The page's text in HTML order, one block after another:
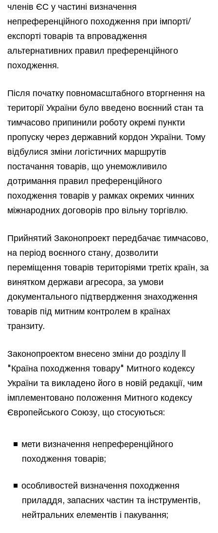
членів ЄС у частині визначення
непреференційного походження при імпорті/
експорті товарів та впровадження
альтернативних правил преференційного
походження.
Після початку повномасштабного вторгнення на
території України було введено воєнний стан та
тимчасово припинили роботу окремі пункти
пропуску через державний кордон України. Тому
відбулися зміни логістичних маршрутів
постачання товарів, що унеможливило
дотримання правил преференційного
походження товарів у рамках окремих чинних
міжнародних договорів про вільну торгівлю.
Прийнятий Законопроект передбачає тимчасово,
на період воєнного стану, дозволити
переміщення товарів територіями третіх країн, за
винятком держави агресора, за умови
документального підтвердження знаходження
товарів під митним контролем в країнах
транзиту.
Законопроектом внесено зміни до розділу II
"Країна походження товару" Митного кодексу
України та викладено його в новій редакції, чим
імплементовано положення Митного кодексу
Європейського Союзу, що стосуються:
мети визначення непреференційного
походження товарів;
особливостей визначення походження
приладдя, запасних частин та інструментів,
нейтральних елементів і пакування;